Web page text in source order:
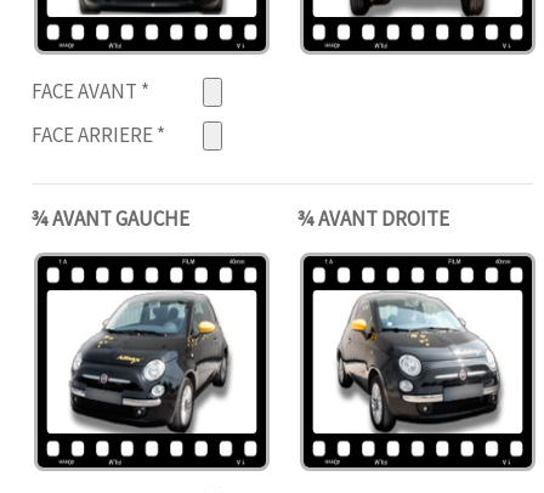
FACE AVANT *
FACE ARRIERE*
¾ AVANT GAUCHE ¾ AVANT DROITE